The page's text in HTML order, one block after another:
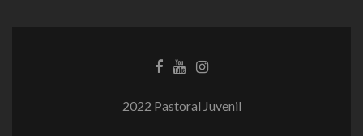
2022 Pastoral Juvenil